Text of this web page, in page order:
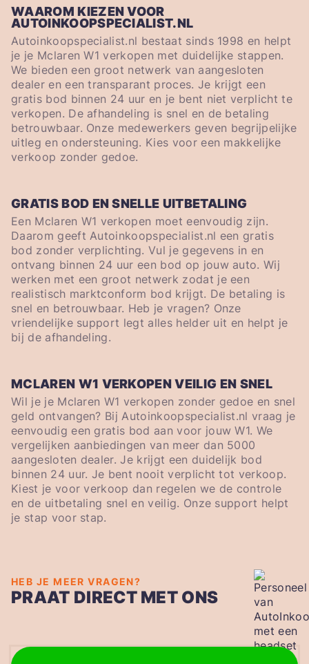
WAAROM KIEZEN VOOR
AUTOINKOOPSPECIALIST.NL
Autoinkoopspecialist.nl bestaat sinds 1998 en helpt
je je Mclaren W1 verkopen met duidelijke stappen.
We bieden een groot netwerk van aangesloten
dealer en een transparant proces. Je krijgt een
gratis bod binnen 24 uur en je bent niet verplicht te
verkopen. De afhandeling is snel en de betaling
betrouwbaar. Onze medewerkers geven begrijpelijke
uitleg en ondersteuning. Kies voor een makkelijke
verkoop zonder gedoe.
GRATIS BOD EN SNELLE UITBETALING
Een Mclaren W1 verkopen moet eenvoudig zijn.
Daarom geeft Autoinkoopspecialist.nl een gratis
bod zonder verplichting. Vul je gegevens in en
ontvang binnen 24 uur een bod op jouw auto. Wij
werken met een groot netwerk zodat je een
realistisch marktconform bod krijgt. De betaling is
snel en betrouwbaar. Heb je vragen? Onze
vriendelijke support legt alles helder uit en helpt je
bij de afhandeling.
MCLAREN W1 VERKOPEN VEILIG EN SNEL
Wil je je Mclaren W1 verkopen zonder gedoe en snel
geld ontvangen? Bij Autoinkoopspecialist.nl vraag je
eenvoudig een gratis bod aan voor jouw W1. We
vergelijken aanbiedingen van meer dan 5000
aangesloten dealer. Je krijgt een duidelijk bod
binnen 24 uur. Je bent nooit verplicht tot verkoop.
Kiest je voor verkoop dan regelen we de controle
en de uitbetaling snel en veilig. Onze support helpt
je stap voor stap.
HEB JE MEER VRAGEN?
PRAAT DIRECT MET ONS